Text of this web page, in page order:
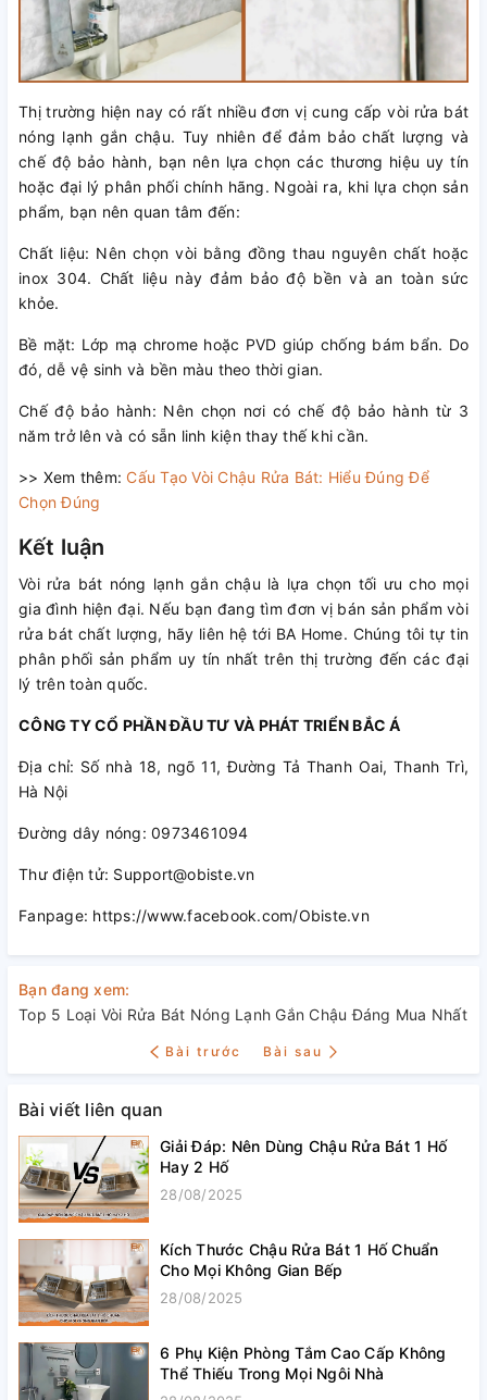
Thị trường hiện nay có rất nhiều đơn vị cung cấp vòi rửa bát
nóng lạnh gắn chậu. Tuy nhiên để đảm bảo chất lượng và
chế độ bảo hành, bạn nên lựa chọn các thương hiệu uy tín
hoặc đại lý phân phối chính hãng. Ngoài ra, khi lựa chọn sản
phẩm, bạn nên quan tâm đến:
Chất liệu: Nên chọn vòi bằng đồng thau nguyên chất hoặc
inox 304. Chất liệu này đảm bảo độ bền và an toàn sức
khỏe.
Bề mặt: Lớp mạ chrome hoặc PVD giúp chống bám bẩn. Do
đó, dễ vệ sinh và bền màu theo thời gian.
Chế độ bảo hành: Nên chọn nơi có chế độ bảo hành từ 3
năm trở lên và có sẵn linh kiện thay thế khi cần.
>> Xem thêm: Cấu Tạo Vòi Chậu Rửa Bát: Hiểu Đúng Để
Chọn Đúng
Kết luận
Vòi rửa bát nóng lạnh gắn chậu là lựa chọn tối ưu cho mọi
gia đình hiện đại. Nếu bạn đang tìm đơn vị bán sản phẩm vòi
rửa bát chất lượng, hãy liên hệ tới BA Home. Chúng tôi tự tin
phân phối sản phẩm uy tín nhất trên thị trường đến các đại
lý trên toàn quốc.
CÔNG TY CỔ PHẦN ĐẦU TƯ VÀ PHÁT TRIỂN BẮC Á
Địa chỉ: Số nhà 18, ngõ 11, Đường Tả Thanh Oai, Thanh Trì,
Hà Nội
Đường dây nóng: 0973461094
Thư điện tử: Support@obiste.vn
Fanpage: https://www.facebook.com/Obiste.vn
Bạn đang xem:
Top 5 Loại Vòi Rửa Bát Nóng Lạnh Gắn Chậu Đáng Mua Nhất
Bài trước Bài sau
Bài viết liên quan
Giải Đáp: Nên Dùng Chậu Rửa Bát 1 Hố
Hay 2 Hố
28/08/2025
Kích Thước Chậu Rửa Bát 1 Hố Chuẩn
Cho Mọi Không Gian Bếp
28/08/2025
6 Phụ Kiện Phòng Tắm Cao Cấp Không
Thể Thiếu Trong Mọi Ngôi Nhà